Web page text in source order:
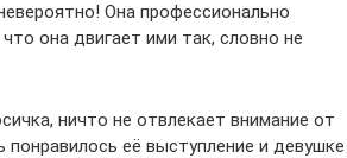
Она профессионально
она двигает ими так, словно не
ничто не отвлекает внимание от
её выступление и девушке